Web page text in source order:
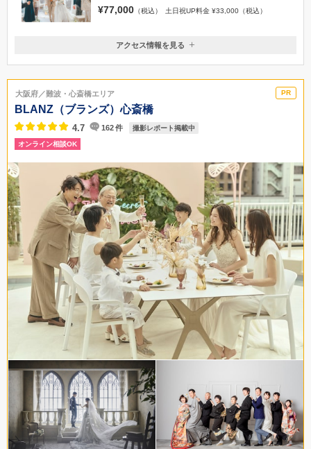
¥77,000 （税込） 土日祝UP料金 ¥33,000（税込）
大阪府大阪市北区梅田2丁目4-9 ブリーゼブリーゼB1F
JR大阪駅桜橋口より徒歩5分/地下鉄四つ橋線西梅田駅10号出口より徒歩
3分/阪神大阪梅田駅より徒歩5分/JR東西線北新地駅より徒歩5分
050-1702-1367
アクセス情報を見る
大阪府／難波・心斎橋エリア
BLANZ（ブランズ）心斎橋
4.7 162件 撮影レポート掲載中
オンライン相談OK